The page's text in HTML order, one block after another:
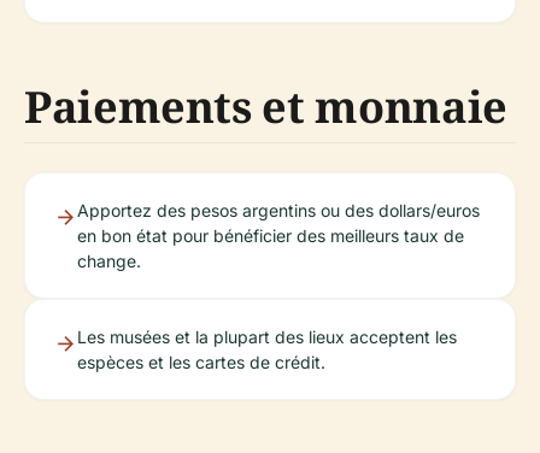
Paiements et monnaie
Apportez des pesos argentins ou des dollars/euros
en bon état pour bénéficier des meilleurs taux de
change.
Les musées et la plupart des lieux acceptent les
espèces et les cartes de crédit.